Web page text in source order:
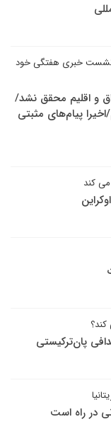
نشست خبری هفتگی خود
و اقلیم محقق نشد/
پیام‌های مثبتی
کند
پان‌ترکیستی
در راه است